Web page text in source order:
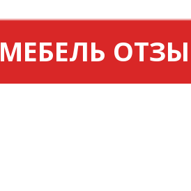
МЕБЕЛЬ